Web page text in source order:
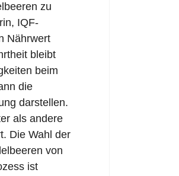
zu
IQF-
Nährwert
bleibt
beim
die
darstellen.
als andere
Die Wahl der
von
ist